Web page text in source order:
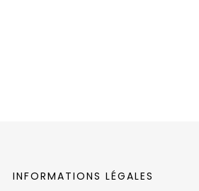
INFORMATIONS LÉGALES